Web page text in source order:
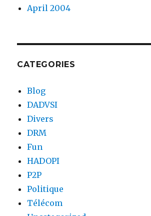
April 2004
CATEGORIES
Blog
DADVSI
Divers
DRM
Fun
HADOPI
P2P
Politique
Télécom